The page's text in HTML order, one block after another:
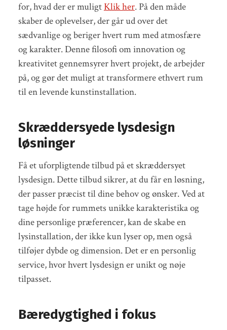
for, hvad der er muligtKlik her. På den måde
skaber de oplevelser, der går ud over det
sædvanlige og beriger hvert rum med atmosfære
og karakter. Denne filosofi om innovation og
kreativitet gennemsyrer hvert projekt, de arbejder
på, og gør det muligt at transformere ethvert rum
til en levende kunstinstallation.
Skræddersyede lysdesign
løsninger
Få et uforpligtende tilbud på et skræddersyet
lysdesign. Dette tilbud sikrer, at du får en løsning,
der passer præcist til dine behov og ønsker. Ved at
tage højde for rummets unikke karakteristika og
dine personlige præferencer, kan de skabe en
lysinstallation, der ikke kun lyser op, men også
tilføjer dybde og dimension. Det er en personlig
service, hvor hvert lysdesign er unikt og nøje
tilpasset.
Bæredygtighed i fokus